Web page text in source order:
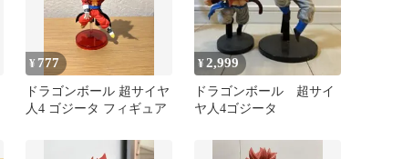
¥ 777
ドラゴンボール 超サイヤ
人4 ゴジータ フィギュア
¥2,999
ドラゴンボール 超サイ
ヤ人4ゴジータ